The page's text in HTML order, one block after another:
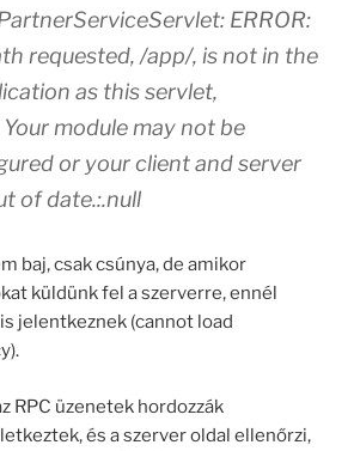
ERROR:
requested, /app/, is not in the
as this servlet,
module may not be
or your client and server
of date.:.null
baj, csak csúnya, de amikor
küldünk fel a szerverre, ennél
jelentkeznek (cannot load
RPC üzenetek hordozzák
és a szerver oldal ellenőrzi,